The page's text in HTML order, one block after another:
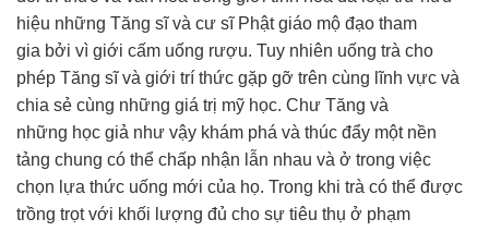
hiệu những Tăng sĩ và cư sĩ Phật giáo mộ đạo tham
gia bởi vì giới cấm uống rượu. Tuy nhiên uống trà cho
phép Tăng sĩ và giới trí thức gặp gỡ trên cùng lĩnh vực và
chia sẻ cùng những giá trị mỹ học. Chư Tăng và
những học giả như vậy khám phá và thúc đẩy một nền
tảng chung có thể chấp nhận lẫn nhau và ở trong việc
chọn lựa thức uống mới của họ. Trong khi trà có thể được
trồng trọt với khối lượng đủ cho sự tiêu thụ ở phạm